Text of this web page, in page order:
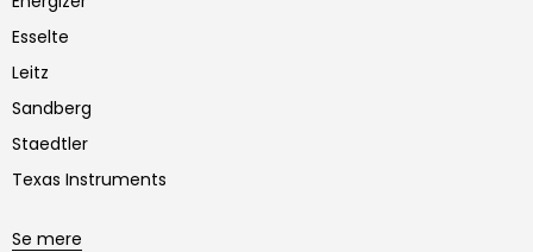
Esselte
Leitz
Sandberg
Staedtler
Texas Instruments
Se mere